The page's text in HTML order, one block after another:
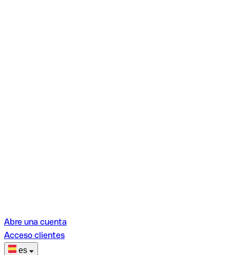
Abre una cuenta
Acceso clientes
es